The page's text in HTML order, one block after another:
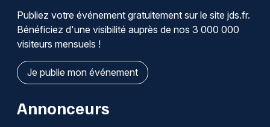
Publiez votre événement gratuitement sur le site jds.fr.
Bénéficiez d'une visibilité auprès de nos 3 000 000
visiteurs mensuels !
Je publie mon événement
Annonceurs